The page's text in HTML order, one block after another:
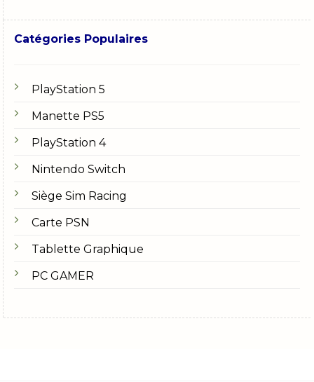
Catégories Populaires
PlayStation 5
Manette PS5
PlayStation 4
Nintendo Switch
Siège Sim Racing
Carte PSN
Tablette Graphique
PC GAMER